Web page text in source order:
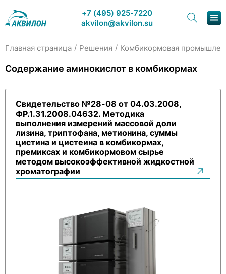
+7 (495) 925-7220
akvilon@akvilon.su
Сервис и ремонт
О компании
Главная страница / Решения / Комбикормовая
Содержание аминокислот в комбикормах
Свидетельство №28-08 от 04.03.2008,
ФР.1.31.2008.04632. Методика
выполнения измерений массовой доли
лизина, триптофана, метионина, суммы
цистина и цистеина в комбикормах,
премиксах и комбикормовом сырье
методом высокоэффективной жидкостной
хроматографии